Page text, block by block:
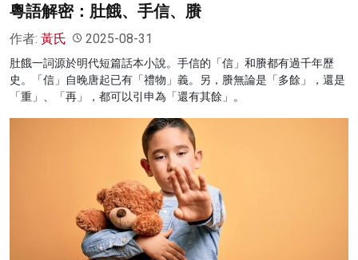
粵語解密：肚餓、手信、賸
作者: 黃氏 2025-08-31
肚餓一詞源於明代短篇話本小說。手信的「信」和賸都有過千年歷
史。「信」自晚唐起已有「禮物」義。另，賸無論是「多餘」，還是
「重」、「再」，都可以引申為「還有其餘」。